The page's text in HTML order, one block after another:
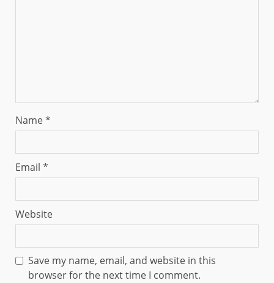
Name*
Email *
Website
Save my name, email, and website in this
browser for the next time I comment.